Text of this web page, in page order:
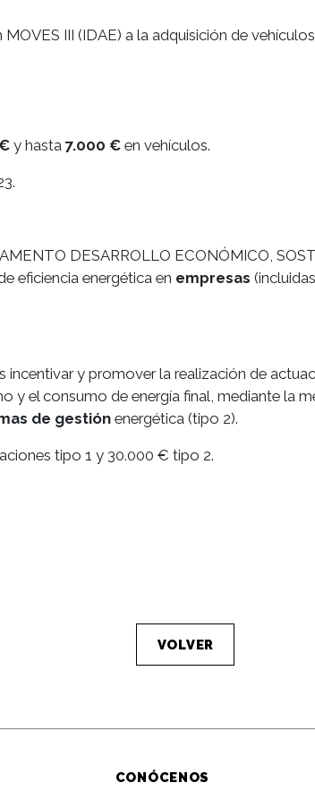
MOVES III (IDAE) a la adquisición de
y hasta 7.000 €en vehículos.
DESARROLLO ECONÓMICO,
eficiencia energética en empresas
y promover la realización de
y el consumo de energía final, mediante la
de gestiónenergética (tipo 2).
tipo 1 y 30.000 € tipo 2.
VOLVER
CONÓCENOS